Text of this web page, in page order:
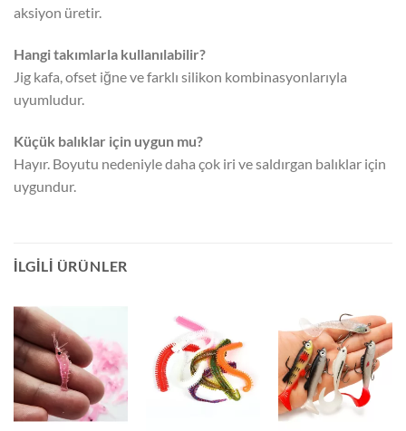
aksiyon üretir.
Hangi takımlarla kullanılabilir?
Jig kafa, ofset iğne ve farklı silikon kombinasyonlarıyla
uyumludur.
Küçük balıklar için uygun mu?
Hayır. Boyutu nedeniyle daha çok iri ve saldırgan balıklar için
uygundur.
İLGILI ÜRÜNLER